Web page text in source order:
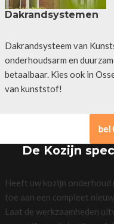
Dakrandsystemen
Dakrandsysteem van
onderhoudsarm en
betaalbaar. Kies ook in
van kunststof!
bel
De Kozijn
Heeft uw kozijn
toe aan een compleet
Laat de werkzaamheden